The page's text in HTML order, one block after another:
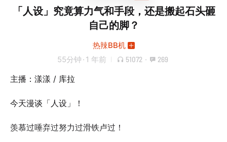
「人设」究竟算力气和手段，还是搬起石头砸
自己的脚？
热辣BB机
55分钟 · 1 年前 51072 · 269
主播：漾漾 / 库拉
今天漫谈「人设」！
羡慕过唾弃过努力过滑铁卢过！